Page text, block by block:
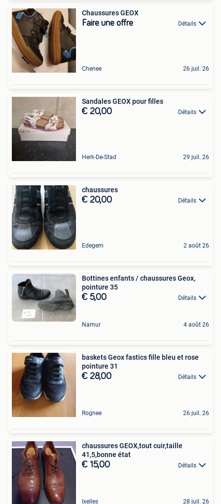
Chaussures GEOX
Faire une offre Détails
Chenee 26 juil. 26
Sandales GEOX pour filles
€ 20,00 Détails
Herk-De-Stad 29 juil. 26
chaussures
€ 20,00 Détails
Edegem 2 août 26
Bottines enfants / chaussures Geox,
pointure 35
€ 5,00 Détails
Namur 4 août 26
baskets Geox fastics fille bleu et rose
pointure 31
€ 28,00 Détails
Rognee 26 juil. 26
chaussures GEOX,tout cuir,taille
41,5,bonne état
€ 15,00 Détails
Ixelles 28 juil. 26